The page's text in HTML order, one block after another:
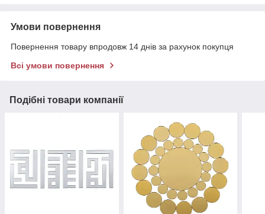
Умови повернення
Повернення товару впродовж 14 днів за рахунок покупця
Всі умови повернення
Подібні товари компанії